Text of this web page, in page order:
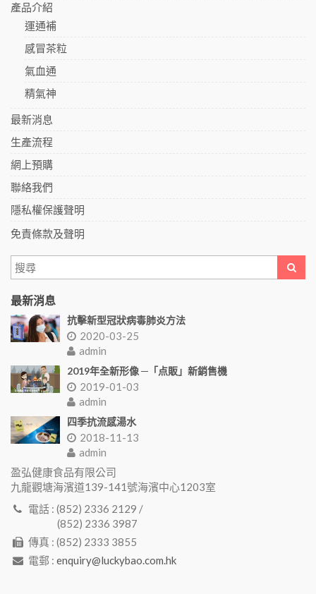
產品介紹
運通補
感冒茶粒
氣血通
精氣神
最新消息
生產流程
網上預購
聯絡我們
隱私權保護聲明
免責條款及聲明
最新消息
抗擊新型冠狀病毒肺炎方法
2020-03-25
admin
2019年全新形像 ─「点販」新銷售機
2019-01-03
admin
四季抗流感湯水
2018-11-13
admin
盈弘健康食品有限公司
九龍觀塘海濱道139-141號海濱中心1203室
電話 : (852) 2336 2129 /
(852) 2336 3987
傳真 : (852) 2333 3855
電郵 : enquiry@luckybao.com.hk